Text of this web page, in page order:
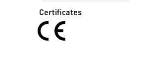
Certificates